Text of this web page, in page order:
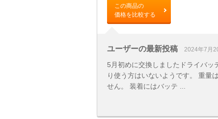
この商品の
価格を比較する
ユーザーの最新投稿 2024年7月
5月初めに交換しましたドライバッ
り使う方はいないようです。 重量
せん。 装着にはバッテ ...